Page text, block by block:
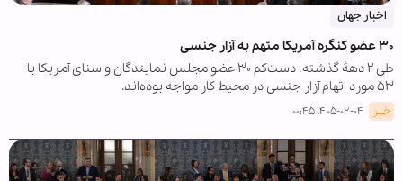
اخبار جهان
۳۰ عضو کنگره آمریکا متهم به آزار جنسی
طی ۲ دههٔ گذشته، دست‌کم ۳۰ عضو مجلس نمایندگان و سنای آمریکا با
۵۳ مورد اتهام آزار جنسی در محیط کار مواجه بوده‌اند.
خبر ۱۴۰۵-۰۲-۰۴ ۰۰:۴۵